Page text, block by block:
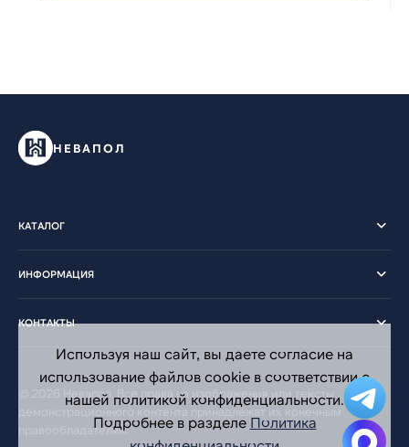
НЕВАПОЛ
КАТАЛОГ
ИНФОРМАЦИЯ
КОНТАКТЫ
© 2026 Невапол. Все права на изображения или тексты
демонстрационного контента принадлежат их конечным
правообладателям.
Используя наш сайт, вы даете согласие на
использование файлов cookie в соответствии с
нашей политикой конфиденциальности.
Подробнее в разделе Политика